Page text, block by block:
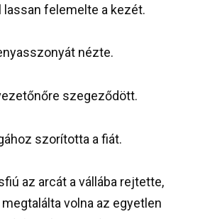
lassan felemelte a kezét.
nézte.
szegeződött.
szorította a fiát.
az arcát a vállába rejtette,
volna az egyetlen